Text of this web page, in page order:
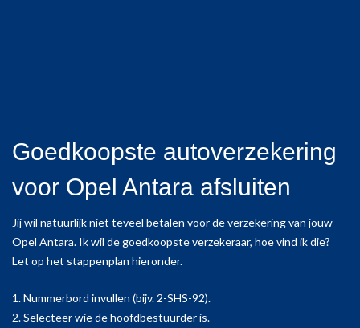
Goedkoopste autoverzekering
voor Opel Antara afsluiten
Jij wil natuurlijk niet teveel betalen voor de verzekering van jouw
Opel Antara. Ik wil de goedkoopste verzekeraar, hoe vind ik die?
Let op het stappenplan hieronder.
1. Nummerbord invullen (bijv. 2-SHS-92).
2. Selecteer wie de hoofdbestuurder is.